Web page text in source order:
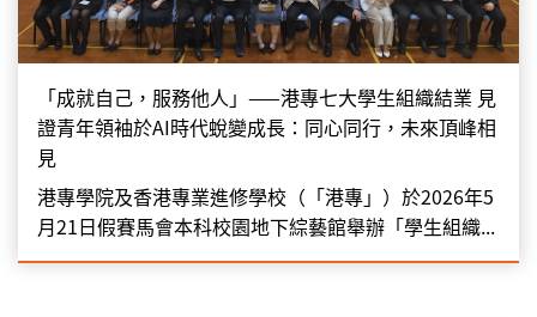
「成就自己，服務他人」——港專七大學生組織結業 見
證青年領袖於AI時代蛻變成長：同心同行，未來頂峰相
見
港專學院及香港專業進修學校（「港專」）於2026年5
月21日假賽馬會本科校園地下綜藝館舉辦「學生組織...